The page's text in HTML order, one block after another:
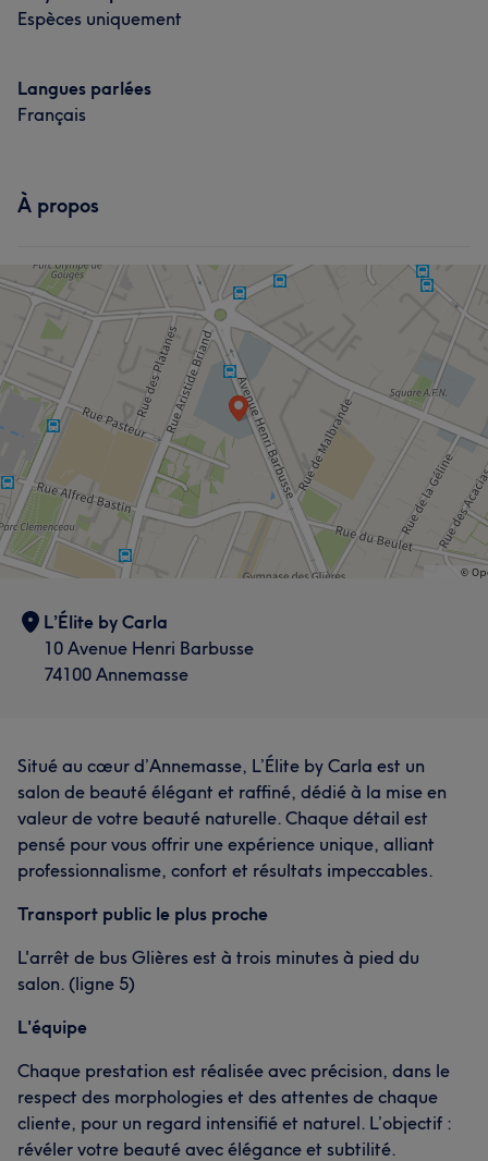
Espèces uniquement
Langues parlées
Français
À propos
L’Élite by Carla
10 Avenue Henri Barbusse
74100 Annemasse
Situé au cœur d’Annemasse, L’Élite by Carla est un
salon de beauté élégant et raffiné, dédié à la mise en
valeur de votre beauté naturelle. Chaque détail est
pensé pour vous offrir une expérience unique, alliant
professionnalisme, confort et résultats impeccables.
Transport public le plus proche
L'arrêt de bus Glières est à trois minutes à pied du
salon. (ligne 5)
L'équipe
Chaque prestation est réalisée avec précision, dans le
respect des morphologies et des attentes de chaque
cliente, pour un regard intensifié et naturel. L’objectif :
révéler votre beauté avec élégance et subtilité.